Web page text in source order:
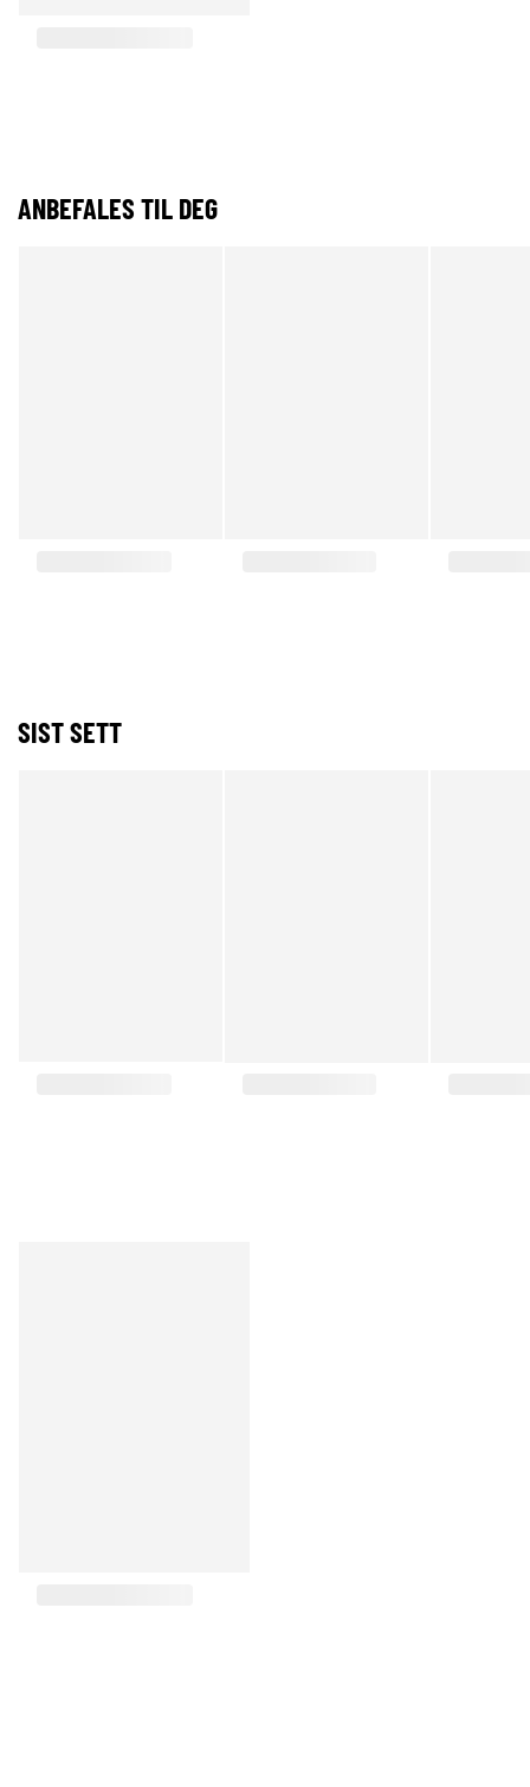
ANBEFALES TIL DEG
SIST SETT